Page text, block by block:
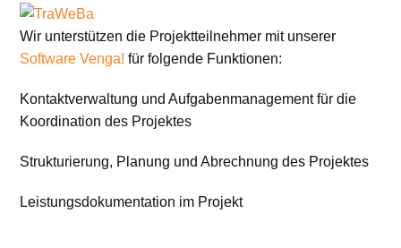
Wir unterstützen die Projektteilnehmer mit unserer
Software Venga! für folgende Funktionen:
Kontaktverwaltung und Aufgabenmanagement für die
Koordination des Projektes
Strukturierung, Planung und Abrechnung des Projektes
Leistungsdokumentation im Projekt